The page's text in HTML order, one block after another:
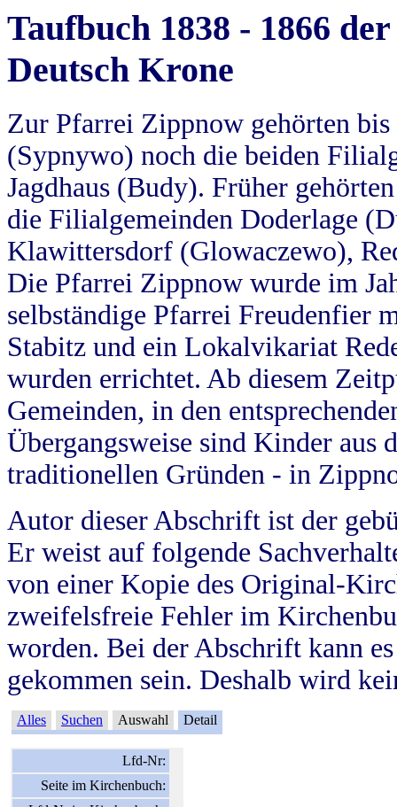
Taufbuch 1838 - 1866
Deutsch Krone
Zur Pfarrei Zippnow gehörten
(Sypnywo) noch die beiden
Jagdhaus (Budy). Früher
die Filialgemeinden Doderlage
Klawittersdorf (Glowaczewo),
Die Pfarrei Zippnow wurde im
selbständige Pfarrei Freudenfier
Stabitz und ein Lokalvikariat
wurden errichtet. Ab diesem
Gemeinden, in den
Übergangsweise sind Kinder aus
traditionellen Gründen - in
Autor dieser Abschrift ist der
Er weist auf folgende
von einer Kopie des Original-
zweifelsfreie Fehler im
worden. Bei der Abschrift kann
gekommen sein. Deshalb wird
Alles Suchen Auswahl Detail
Lfd-Nr:
Seite im Kirchenbuch: